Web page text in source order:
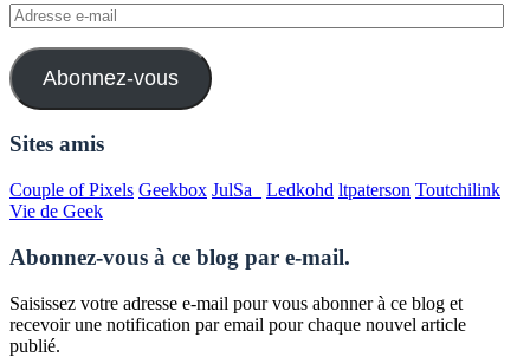
Adresse
e-
mail
Abonnez-vous
Sites amis
Couple of Pixels Geekbox JulSa_ Ledkohd ltpaterson Toutchilink
Vie de Geek
Abonnez-vous à ce blog par e-mail.
Saisissez votre adresse e-mail pour vous abonner à ce blog et
recevoir une notification par email pour chaque nouvel article
publié.